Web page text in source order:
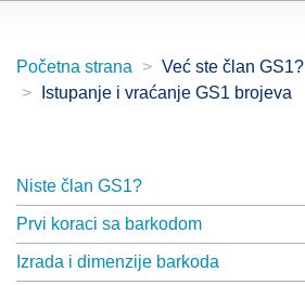
Početna strana
Već ste član GS1?
Istupanje i vraćanje GS1 brojeva
Niste član GS1?
Prvi koraci sa barkodom
Izrada i dimenzije barkoda